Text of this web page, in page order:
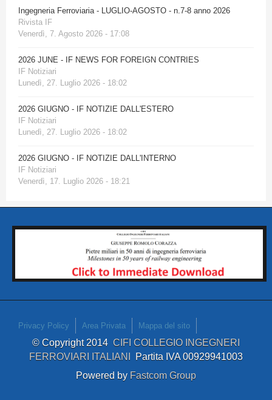
Ingegneria Ferroviaria - LUGLIO-AGOSTO - n.7-8 anno 2026
Rivista IF
Venerdì, 7. Agosto 2026 - 17:08
2026 JUNE - IF NEWS FOR FOREIGN CONTRIES
IF Notiziari
Lunedì, 27. Luglio 2026 - 18:02
2026 GIUGNO - IF NOTIZIE DALL'ESTERO
IF Notiziari
Lunedì, 27. Luglio 2026 - 18:02
2026 GIUGNO - IF NOTIZIE DALL'INTERNO
IF Notiziari
Venerdì, 17. Luglio 2026 - 18:21
Privacy Policy Area Privata Mappa del sito
© Copyright 2014 CIFI COLLEGIO INGEGNERI
FERROVIARI ITALIANI Partita IVA 00929941003
Powered by Fastcom Group